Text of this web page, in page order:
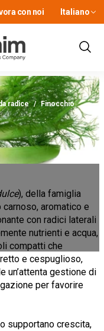
con noi Italiano
Show
radice / Finocchio
), della famiglia
aromatico e
con radici laterali
nutrienti e acqua,
compatti che
e cespuglioso,
un’attenta gestione di
per favorire
supportano crescita,